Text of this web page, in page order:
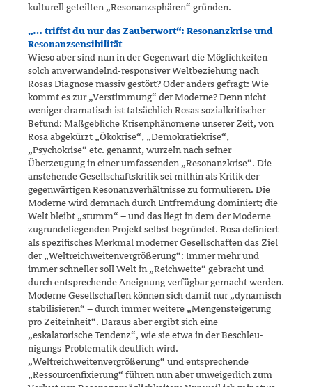
kulturell geteilten „Reso­nanzsphären“ gründen.
„… triffst du nur das Zauberwort“: Resonanzkrise und
Resonanzsensibilität
Wieso aber sind nun in der Gegenwart die Möglichkeiten
solch anver­wandelnd-responsiver Weltbeziehung nach
Rosas Diagnose massiv gestört? Oder anders gefragt: Wie
kommt es zur „Verstimmung“ der Moderne? Denn nicht
weniger dramatisch ist tatsächlich Rosas sozial­kritischer
Befund: Maßgebliche Krisenphänomene unserer Zeit, von
Rosa abgekürzt „Ökokrise“, „Demokratiekrise“,
„Psychokrise“ etc. genannt, wurzeln nach seiner
Überzeugung in einer umfassenden „Resonanzkrise“. Die
anstehende Gesellschaftskritik sei mithin als Kritik der
gegenwärtigen Resonanzverhältnisse zu formulieren. Die
Moderne wird demnach durch Entfremdung dominiert; die
Welt bleibt „stumm“ – und das liegt in dem der Moderne
zugrundeliegenden Pro­jekt selbst begründet. Rosa definiert
als spezifisches Merkmal moderner Gesellschaften das Ziel
der „Weltreichweitenvergrößerung“: Immer mehr und
immer schneller soll Welt in „Reichweite“ gebracht und
durch entsprechende Aneignung verfügbar gemacht werden.
Moderne Gesellschaften können sich damit nur „dynamisch
stabilisieren“ – durch immer weitere „Mengensteigerung
pro Zeiteinheit“. Daraus aber ergibt sich eine
„eskalatorische Tendenz“, wie sie etwa in der Beschleu­
nigungs-Problematik deutlich wird.
„Weltreichweitenvergrößerung“ und entsprechende
„Ressourcenfixierung“ führen nun aber unweiger­lich zum